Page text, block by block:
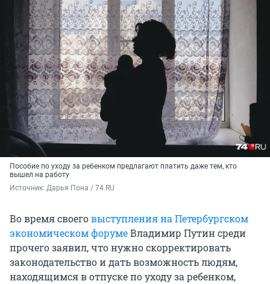
Пособие по уходу за ребенком предлагают платить даже тем, кто
вышел на работу
Источник: Дарья Пона / 74.RU
Во время своеговыступления на Петербургском
экономическом форумеВладимир Путин среди
прочего заявил, что нужно скорректировать
законодательство и дать возможность людям,
находящимся в отпуске по уходу за ребенком,